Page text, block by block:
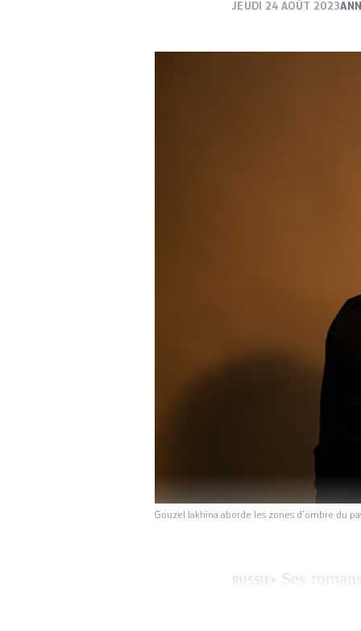
JEUDI 24 AOÛT 2023
Gouzel Iakhina aborde les zones d’ombre du
RUSSIE
Ses